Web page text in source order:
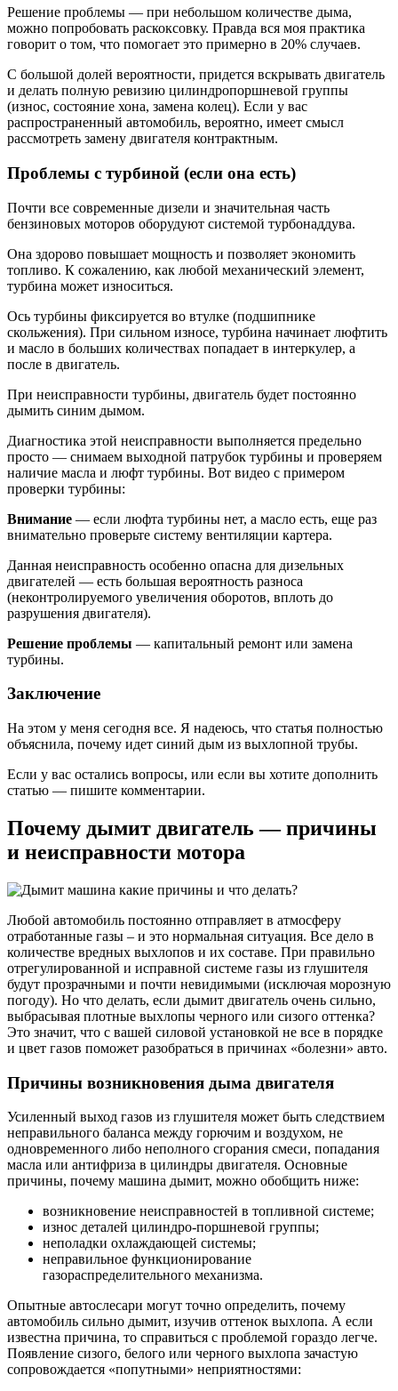
Решение проблемы — при небольшом количестве дыма,
можно попробовать раскоксовку. Правда вся моя практика
говорит о том, что помогает это примерно в 20% случаев.
С большой долей вероятности, придется вскрывать двигатель
и делать полную ревизию цилиндропоршневой группы
(износ, состояние хона, замена колец). Если у вас
распространенный автомобиль, вероятно, имеет смысл
рассмотреть замену двигателя контрактным.
Проблемы с турбиной (если она есть)
Почти все современные дизели и значительная часть
бензиновых моторов оборудуют системой турбонаддува.
Она здорово повышает мощность и позволяет экономить
топливо. К сожалению, как любой механический элемент,
турбина может износиться.
Ось турбины фиксируется во втулке (подшипнике
скольжения). При сильном износе, турбина начинает люфтить
и масло в больших количествах попадает в интеркулер, а
после в двигатель.
При неисправности турбины, двигатель будет постоянно
дымить синим дымом.
Диагностика этой неисправности выполняется предельно
просто — снимаем выходной патрубок турбины и проверяем
наличие масла и люфт турбины. Вот видео с примером
проверки турбины:
Внимание — если люфта турбины нет, а масло есть, еще раз
внимательно проверьте систему вентиляции картера.
Данная неисправность особенно опасна для дизельных
двигателей — есть большая вероятность разноса
(неконтролируемого увеличения оборотов, вплоть до
разрушения двигателя).
Решение проблемы — капитальный ремонт или замена
турбины.
Заключение
На этом у меня сегодня все. Я надеюсь, что статья полностью
объяснила, почему идет синий дым из выхлопной трубы.
Если у вас остались вопросы, или если вы хотите дополнить
статью — пишите комментарии.
Почему дымит двигатель — причины
и неисправности мотора
Любой автомобиль постоянно отправляет в атмосферу
отработанные газы – и это нормальная ситуация. Все дело в
количестве вредных выхлопов и их составе. При правильно
отрегулированной и исправной системе газы из глушителя
будут прозрачными и почти невидимыми (исключая морозную
погоду). Но что делать, если дымит двигатель очень сильно,
выбрасывая плотные выхлопы черного или сизого оттенка?
Это значит, что с вашей силовой установкой не все в порядке
и цвет газов поможет разобраться в причинах «болезни» авто.
Причины возникновения дыма двигателя
Усиленный выход газов из глушителя может быть следствием
неправильного баланса между горючим и воздухом, не
одновременного либо неполного сгорания смеси, попадания
масла или антифриза в цилиндры двигателя. Основные
причины, почему машина дымит, можно обобщить ниже:
возникновение неисправностей в топливной системе;
износ деталей цилиндро-поршневой группы;
неполадки охлаждающей системы;
неправильное функционирование
газораспределительного механизма.
Опытные автослесари могут точно определить, почему
автомобиль сильно дымит, изучив оттенок выхлопа. А если
известна причина, то справиться с проблемой гораздо легче.
Появление сизого, белого или черного выхлопа зачастую
сопровождается «попутными» неприятностями: